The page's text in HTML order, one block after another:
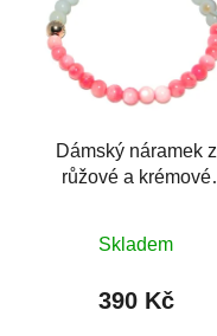
Dámský náramek z
růžové a krémové
Skladem
390 Kč